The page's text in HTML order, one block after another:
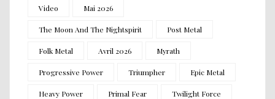
Video Mai 2026
The Moon And The Nightspirit Post Metal
Folk Metal Avril 2026 Myrath
Progressive Power Triumpher Epic Metal
Heavy Power Primal Fear Twilight Force